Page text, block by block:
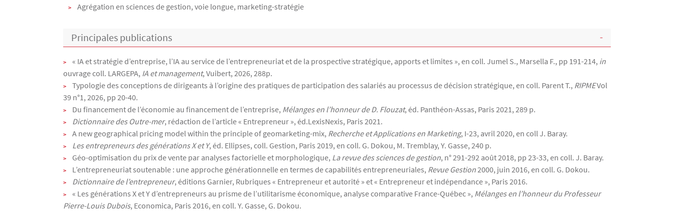
Agrégation en sciences de gestion, voie longue, marketing-stratégie
Principales publications
« IA et stratégie d’entreprise, l’IA au service de l’entrepreneuriat et de la prospective stratégique, apports et limites », en coll. Jumel S., Marsella F., pp 191-214, in
ouvrage coll. LARGEPA, IA et management, Vuibert, 2026, 288p.
Typologie des conceptions de dirigeants à l’origine des pratiques de participation des salariés au processus de décision stratégique, en coll. Parent T., RIPMEVol
39 n°1, 2026, pp 20-40.
Du financement de l’économie au financement de l’entreprise, Mélanges en l’honneur de D. Flouzat, éd. Panthéon-Assas, Paris 2021, 289 p.
Dictionnaire des Outre-mer, rédaction de l’article « Entrepreneur », éd.LexisNexis, Paris 2021.
A new geographical pricing model within the principle of geomarketing-mix, Recherche et Applications en Marketing, I-23, avril 2020, en coll J. Baray.
Les entrepreneurs des générations X et Y, éd. Ellipses, coll. Gestion, Paris 2019, en coll. G. Dokou, M. Tremblay, Y. Gasse, 240 p.
Géo-optimisation du prix de vente par analyses factorielle et morphologique, La revue des sciences de gestion, n° 291-292 août 2018, pp 23-33, en coll. J. Baray.
L’entrepreneuriat soutenable : une approche générationnelle en termes de capabilités entrepreneuriales, Revue Gestion2000, juin 2016, en coll. G. Dokou.
Dictionnaire de l’entrepreneur, éditions Garnier, Rubriques « Entrepreneur et autorité » et « Entrepreneur et indépendance », Paris 2016.
« Les générations X et Y d’entrepreneurs au prisme de l’utilitarisme économique, analyse comparative France-Québec », Mélanges en l’honneur du Professeur
Pierre-Louis Dubois, Economica, Paris 2016, en coll. Y. Gasse, G. Dokou.